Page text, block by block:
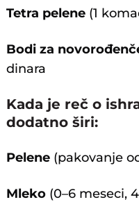
Tetra pelene (1
Bodi za
dinara
Kada je reč o
dodatno širi:
Pelene (pakovanje
Mleko (0–6 meseci,